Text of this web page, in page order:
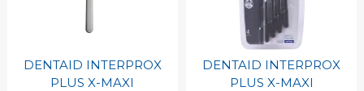
DENTAID INTERPROX
PLUS X-MAXI
DENTAID INTERPROX
PLUS X-MAXI